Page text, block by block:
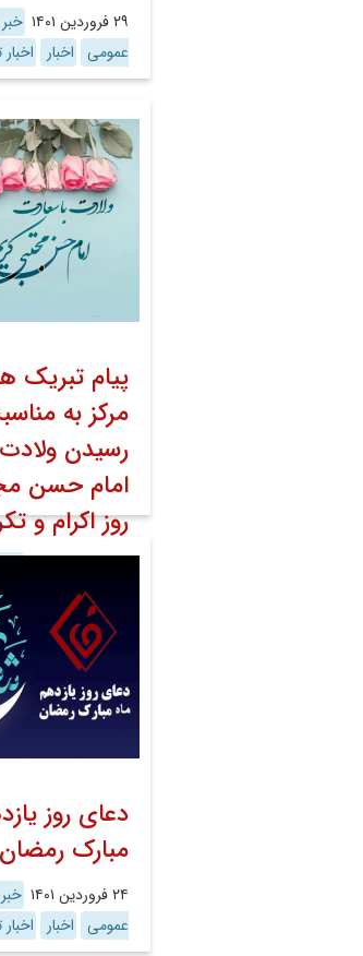
۲۹ فروردین ۱۴۰۱
عمومی اخبار
پیام تبریک
مرکز به
رسیدن
امام حسن
روز اکرام و
عمومی اخبار
دعای روز
مبارک رمضان
۲۴ فروردین ۱۴۰۱
عمومی اخبار